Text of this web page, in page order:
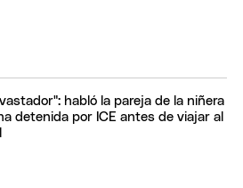
habló la pareja de la niñera
detenida por ICE antes de viajar al